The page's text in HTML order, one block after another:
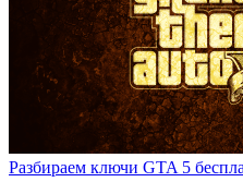
Разбираем ключи GTA 5